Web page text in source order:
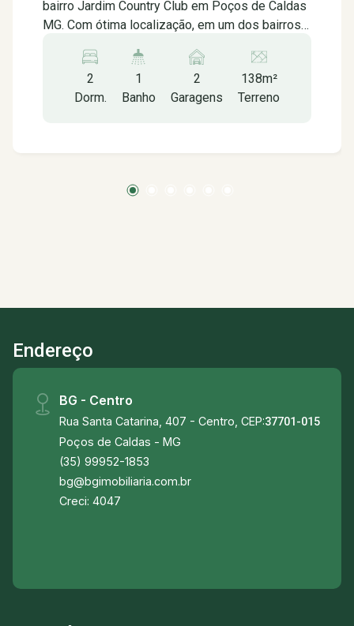
bairro Jardim Country Club em Poços de Caldas
MG. Com ótima localização, em um dos bairros
quartos -Sala -Cozinha -Banheiro social -Área
de serviço -02 vaga de garagem Aceita
financiamento Somente venda Terreno: 138m²
Padarias -Bar do Junior -Escola Municipal
CT Iago Silva/ Beach Tênnis -Academia Infinnity
Universidade do Estado de Minas Gerais -
Club -A 03 minutos do centro da cidade.
2
Dorm.
1
Banho
2
Garagens
138m²
Terreno
Endereço
BG - Centro
Rua Santa Catarina, 407 - Centro, CEP:37701-015
Poços de Caldas - MG
(35) 99952-1853
bg@bgimobiliaria.com.br
Creci: 4047